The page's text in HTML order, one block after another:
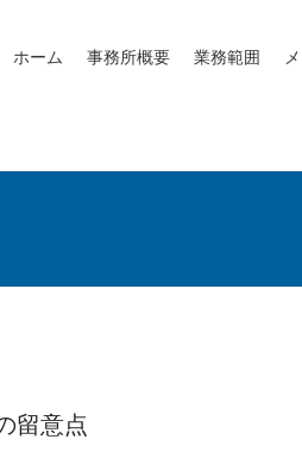
ホーム 事務所概要 業務範囲
留意点